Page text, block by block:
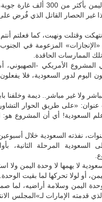
على الشعب اليمني الورد والزهور أم أنكم قصفتم
غير الحصار القاتل الذي فُرض على
وقتلت ونهبت، كما فعلتم أنتم
«الإنجازات» المزعومة في
الممارسات الحاقدة.
المشروع الأمريكي -الصهيوني،
لدور السعودية، فلا يفعلون
ولا غير مباشر.. ديمة وخلفنا
عنوان: «على طريق الحوار
السعودية! أي أن المشروع
نفذته السعودية خلال
المرحلة الثانية،
لا يهمها لا وحدة اليمن ولا
أو لولا تحركها لما بقيت الوحدة.
اليمن وسلامة أراضيه، لما
قدمته الإمارات لـ»المجلس